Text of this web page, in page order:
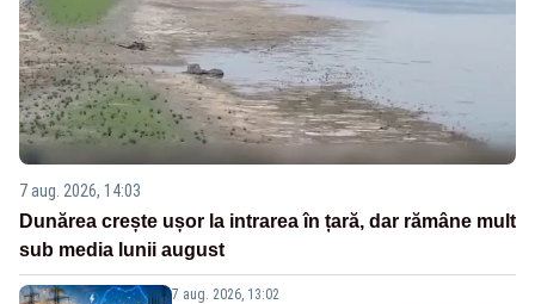
7 aug. 2026, 14:03
Dunărea crește ușor la intrarea în țară, dar rămâne mult
sub media lunii august
7 aug. 2026, 13:02